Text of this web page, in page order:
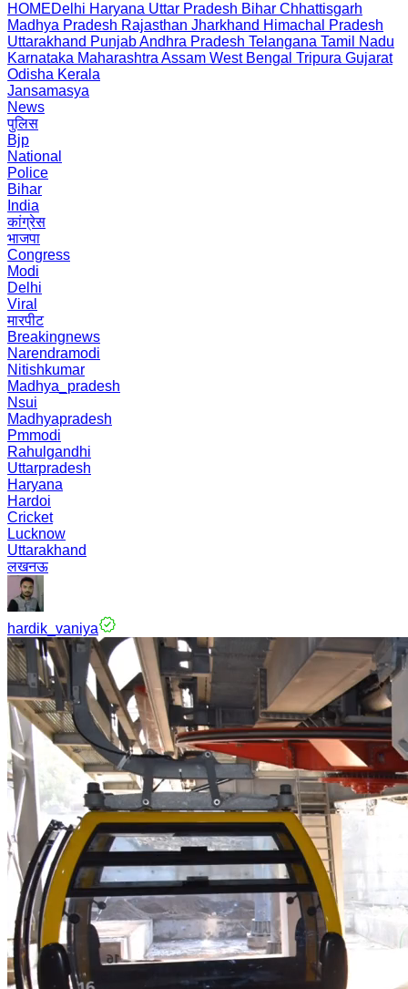
HOMEDelhi Haryana Uttar Pradesh Bihar Chhattisgarh
Madhya Pradesh Rajasthan Jharkhand Himachal Pradesh
Uttarakhand PunjabAndhra Pradesh Telangana Tamil Nadu
Karnataka Maharashtra Assam West Bengal Tripura Gujarat
Odisha Kerala
Jansamasya
News
पुलिस
Bjp
National
Police
Bihar
India
कांग्रेस
भाजपा
Congress
Modi
Delhi
Viral
मारपीट
Breakingnews
Narendramodi
Nitishkumar
Madhya_pradesh
Nsui
Madhyapradesh
Pmmodi
Rahulgandhi
Uttarpradesh
Haryana
Hardoi
Cricket
Lucknow
Uttarakhand
लखनऊ
hardik_vaniya